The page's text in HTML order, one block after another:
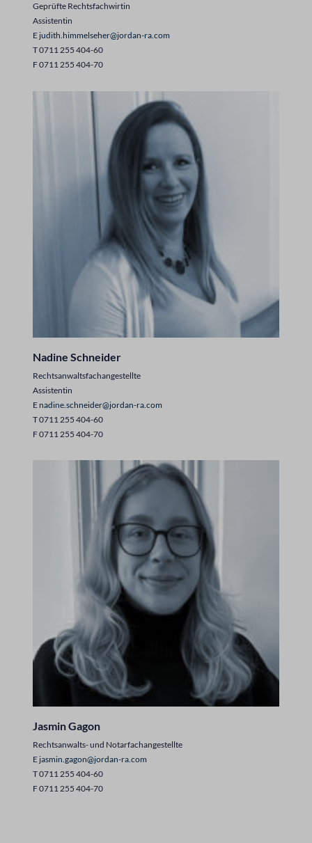
Geprüfte Rechtsfachwirtin
Assistentin
E judith.himmelseher@jordan-ra.com
T 0711 255 404-60
F 0711 255 404-70
Nadine Schneider
Rechtsanwaltsfachangestellte
Assistentin
Enadine.schneider@jordan-ra.com
T 0711 255 404-60
F 0711 255 404-70
Jasmin Gagon
Rechtsanwalts- und Notarfachangestellte
E jasmin.gagon@jordan-ra.com
T 0711 255 404-60
F 0711 255 404-70